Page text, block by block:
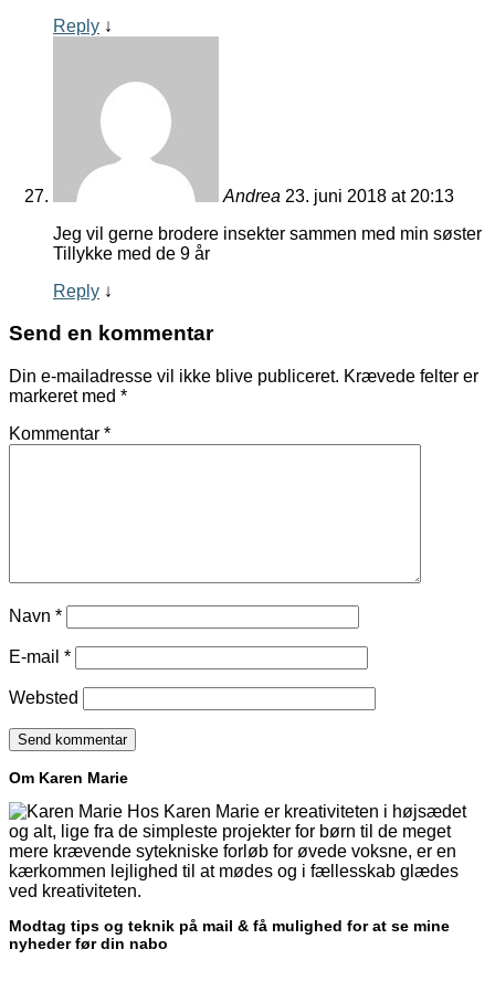
Reply ↓
Andrea 23. juni 2018 at 20:13
Jeg vil gerne brodere insekter sammen med min søster
Tillykke med de 9 år
Reply ↓
Send en kommentar
Din e-mailadresse vil ikke blive publiceret. Krævede felter er
markeret med *
Kommentar *
Navn *
E-mail *
Websted
Om Karen Marie
Hos Karen Marie er kreativiteten i højsædet
og alt, lige fra de simpleste projekter for børn til de meget
mere krævende sytekniske forløb for øvede voksne, er en
kærkommen lejlighed til at mødes og i fællesskab glædes
ved kreativiteten.
Modtag tips og teknik på mail & få mulighed for at se mine
nyheder før din nabo